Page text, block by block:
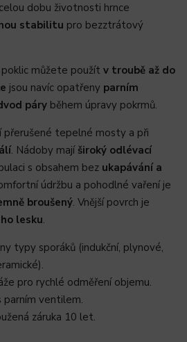
dobu životnosti hrnce
stabilitu pro bezztrátový
můžete použít v troubě až do
jsou navíc opatřeny parním
páry během úpravy pokrmů.
přerušené tepelné mosty a při
. Nádoby mají široký odlévací
s obsahem bez ukapávání a
údržbu a pohodlné vaření je
broušený. Vnější povrch je
lesku.
typy sporáků (indukční, plynové,
pro rychlé odměření objemu.
parním ventilem.
záruka 10 let.